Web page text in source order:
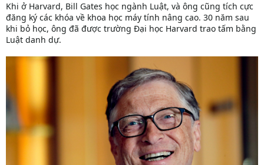
Khi ở Harvard, Bill Gates học ngành Luật, và ông cũng tích cực
đăng ký các khóa về khoa học máy tính nâng cao. 30 năm sau
khi bỏ học, ông đã được trường Đại học Harvard trao tấm bằng
Luật danh dự.